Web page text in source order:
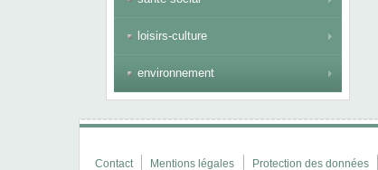
loisirs-culture
environnement
Contact Mentions légales Protection des données